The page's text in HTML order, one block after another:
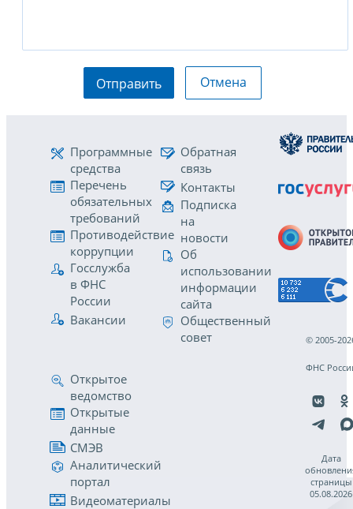
Отправить Отмена
Программные
средства
Перечень
обязательных
требований
Противодействие
коррупции
Госслужба
в ФНС
России
Вакансии
Обратная
связь
Контакты
Подписка
на
новости
Об
использовании
информации
сайта
Общественный
совет
Открытое
ведомство
Открытые
данные
СМЭВ
Аналитический
портал
Видеоматериалы
© 2005-
ФНС
Дата
страницы
05.08.2026